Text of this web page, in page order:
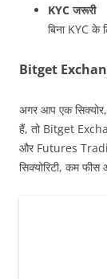
KYC जरूरी
बिना KYC के
Bitget
अगर आप एक
हैं, तो Bitget
और Futures
सिक्योरिटी, कम